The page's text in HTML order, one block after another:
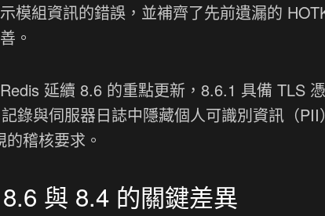
模組資訊的錯誤，並補齊了先前遺漏的
。
延續 8.6 的重點更新，8.6.1 具備 TLS
錄與伺服器日誌中隱藏個人可識別資訊（
稽核要求。
與 8.4 的關鍵差異